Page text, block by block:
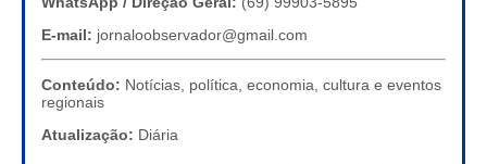
E-mail: jornaloobservador@gmail.com
Conteúdo: Notícias, política, economia, cultura e eventos
regionais
Atualização: Diária